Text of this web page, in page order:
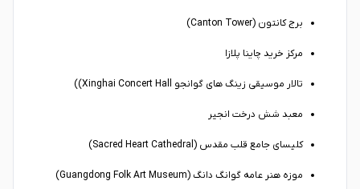
برج کانتون (Canton Tower)
مرکز خرید چاینا پلازا
تالار موسیقی زینگ های گوانجو Xinghai Concert Hall))
معبد شش درخت انجیر
کلیسای جامع قلب مقدس (Sacred Heart Cathedral)
موزه هنر عامه گوانگ دانگ (Guangdong Folk Art Museum)